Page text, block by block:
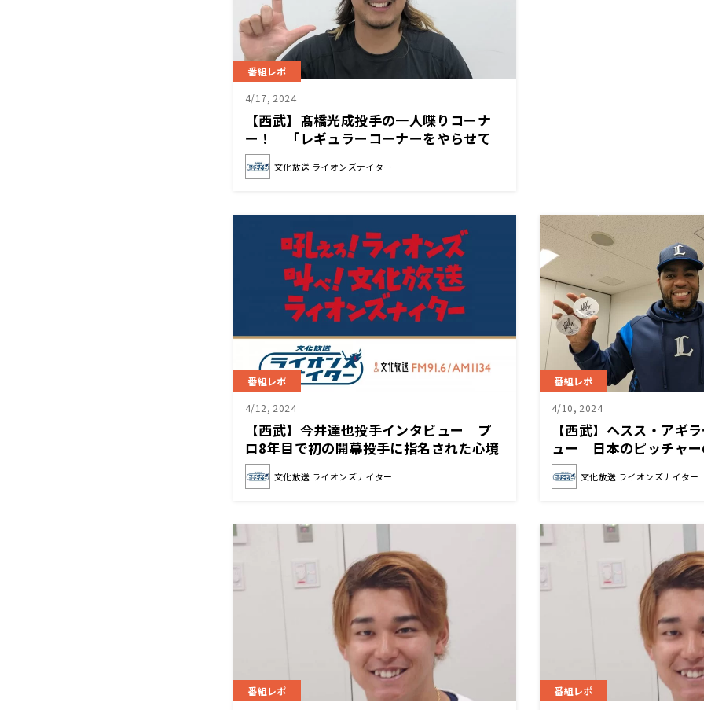
番組レポ
4/17, 2024
【西武】髙橋光成投手の一人喋りコーナ
ー！ 「レギュラーコーナーをやらせて
いただけるということは、すごくモチベ
ーションになります」
文化放送 ライオンズナイター
番組レポ
4/12, 2024
【西武】今井達也投手インタビュー プ
ロ8年目で初の開幕投手に指名された心境
とは？
文化放送 ライオンズナイター
番組レポ
4/10, 2024
【西武】ヘスス・アギ
ュー 日本のピッチャー
に「自分の感覚ではあと
かる」文化放送 ライオンズナイター
番組レポ 番組レポ